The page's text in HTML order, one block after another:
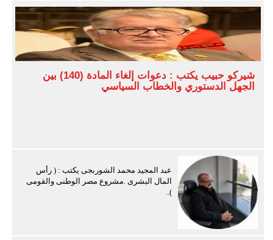
شيركو حبيب يكتب : دعوات إلغاء المادة (140) بين
الجهل الدستوري والخطاب السياسي
عبد المجيد محمد الشوربجى يكتب : ( رأس
المال البشرى .مشروع مصر الوطنى والقومى
)..